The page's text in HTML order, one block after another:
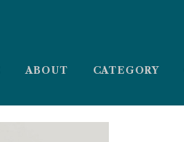
ABOUT CATEGORY